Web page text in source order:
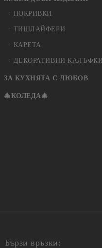
ПОКРИВКИ
ТИШЛАЙФЕРИ
КАРЕТА
ДЕКОРАТИВНИ КАЛЪФКИ
ЗА КУХНЯТА С ЛЮБОВ
🎄КОЛЕДА🎄
Бързи връзки: